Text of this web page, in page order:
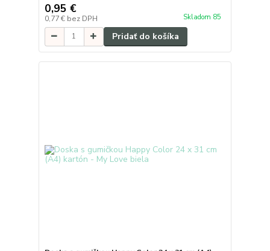
0,95 €
0,77 € bez DPH Skladom 85
Pridať do košíka